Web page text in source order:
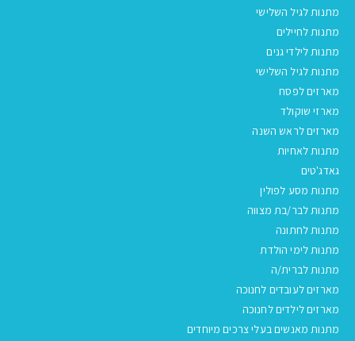
מתנות לגיל השלישי
מתנות לחיילים
מתנות לילדי גנים
מתנות לגיל השלישי
מארזים לפסח
מארזי שוקולד
מארזים לראש השנה
מתנות לאחיות
גאדג'טים
מתנות מסע לפולין
מתנות לבר/בת מצווה
מתנות לחתונה
מתנות לימי הולדת
מתנות לברית/ה
מארזים לעובדים לחנוכה
מארזים לילדים לחנוכה
מתנות מאנשים בעלי צרכים מיוחדים